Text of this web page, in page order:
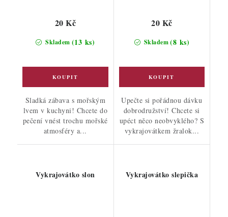
Skladem (13 ks)
20 Kč
Sladká zábava s mořským
lvem v kuchyni! Chcete do
pečení vnést trochu mořské
atmosféry a...
Skladem(8 ks)
20 Kč
Upečte si pořádnou dávku
dobrodružství! Chcete si
upéct něco neobvyklého? S
vykrajovátkem žralok...
Vykrajovátko slon Vykrajovátko slepička